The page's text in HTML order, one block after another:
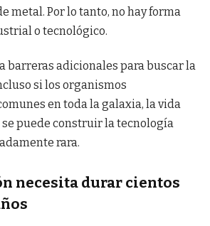
metal. Por lo tanto, no hay forma
o tecnológico.
barreras adicionales para buscar la
si los organismos
en toda la galaxia, la vida
puede construir la tecnología
rara.
necesita durar cientos